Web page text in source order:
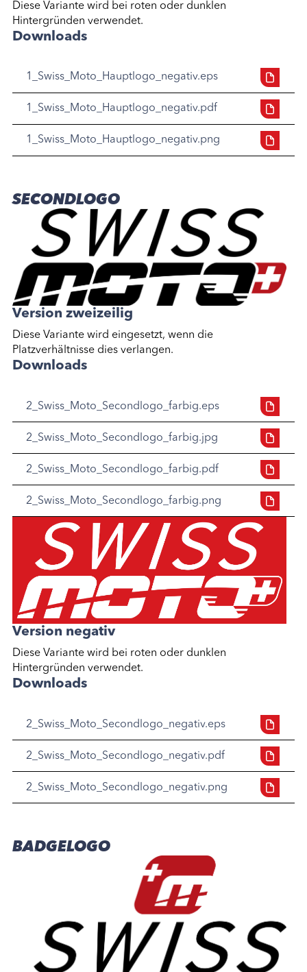
Diese Variante wird bei roten oder dunklen
Hintergründen verwendet.
Downloads
1_Swiss_Moto_Hauptlogo_negativ.eps
1_Swiss_Moto_Hauptlogo_negativ.pdf
1_Swiss_Moto_Hauptlogo_negativ.png
SECONDLOGO
Version zweizeilig
Diese Variante wird eingesetzt, wenn die
Platzverhältnisse dies verlangen.
Downloads
2_Swiss_Moto_Secondlogo_farbig.eps
2_Swiss_Moto_Secondlogo_farbig.jpg
2_Swiss_Moto_Secondlogo_farbig.pdf
2_Swiss_Moto_Secondlogo_farbig.png
Version negativ
Diese Variante wird bei roten oder dunklen
Hintergründen verwendet.
Downloads
2_Swiss_Moto_Secondlogo_negativ.eps
2_Swiss_Moto_Secondlogo_negativ.pdf
2_Swiss_Moto_Secondlogo_negativ.png
BADGELOGO